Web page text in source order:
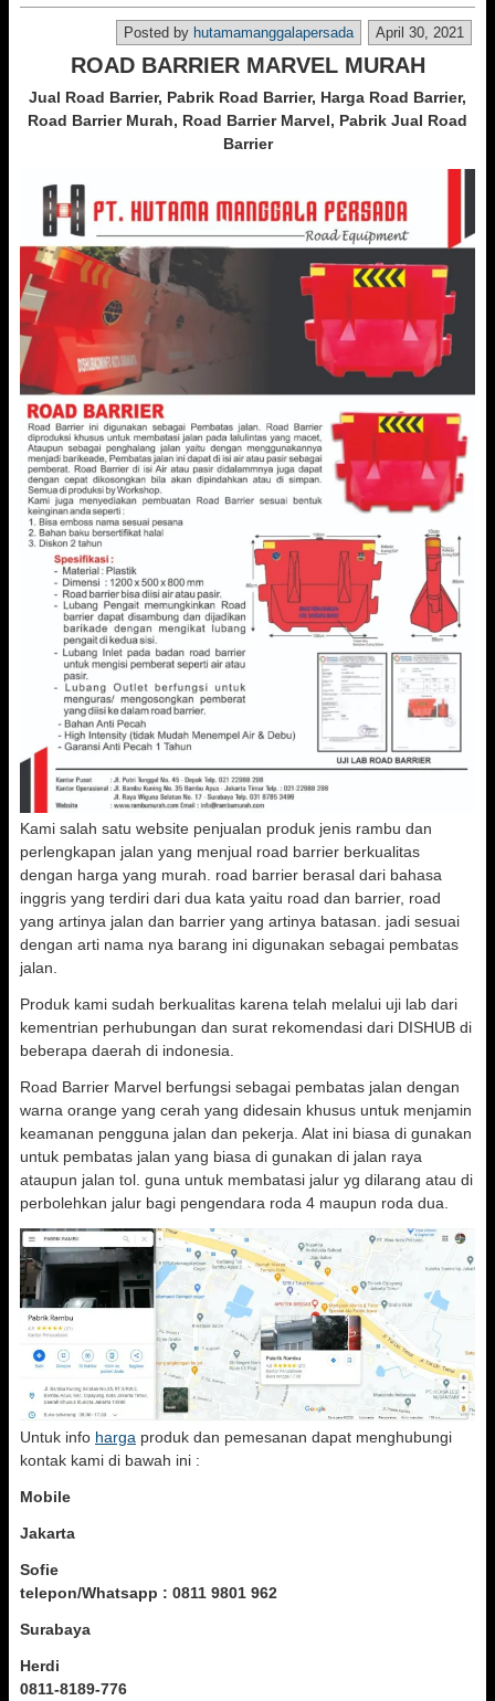
April 30, 2021
Posted by hutamamanggalapersada
ROAD BARRIER MARVEL MURAH
Jual Road Barrier, Pabrik Road Barrier, Harga Road Barrier,
Road Barrier Murah, Road Barrier Marvel, Pabrik Jual Road
Barrier
Kami salah satu website penjualan produk jenis rambu dan
perlengkapan jalan yang menjual road barrier berkualitas
dengan harga yang murah. road barrier berasal dari bahasa
inggris yang terdiri dari dua kata yaitu road dan barrier, road
yang artinya jalan dan barrier yang artinya batasan. jadi sesuai
dengan arti nama nya barang ini digunakan sebagai pembatas
jalan.
Produk kami sudah berkualitas karena telah melalui uji lab dari
kementrian perhubungan dan surat rekomendasi dari DISHUB di
beberapa daerah di indonesia.
Road Barrier Marvel berfungsi sebagai pembatas jalan dengan
warna orange yang cerah yang didesain khusus untuk menjamin
keamanan pengguna jalan dan pekerja. Alat ini biasa di gunakan
untuk pembatas jalan yang biasa di gunakan di jalan raya
ataupun jalan tol. guna untuk membatasi jalur yg dilarang atau di
perbolehkan jalur bagi pengendara roda 4 maupun roda dua.
Untuk info harga produk dan pemesanan dapat menghubungi
kontak kami di bawah ini :
Mobile
Jakarta
Sofie
telepon/Whatsapp : 0811 9801 962
Surabaya
Herdi
0811-8189-776